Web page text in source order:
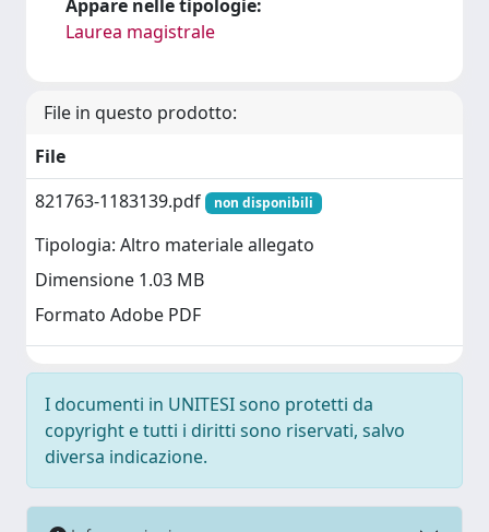
Appare nelle tipologie:
Laurea magistrale
File in questo prodotto:
File
821763-1183139.pdf
non disponibili
Tipologia: Altro materiale allegato
Dimensione 1.03 MB
Formato Adobe PDF
I documenti in UNITESI sono protetti da
copyright e tutti i diritti sono riservati, salvo
diversa indicazione.